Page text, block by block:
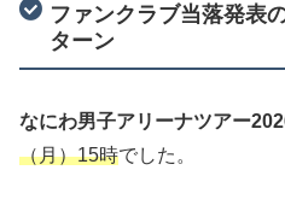
ファンクラブ当落発表
ターン
なにわ男子アリーナツアー
（月）15時でした。